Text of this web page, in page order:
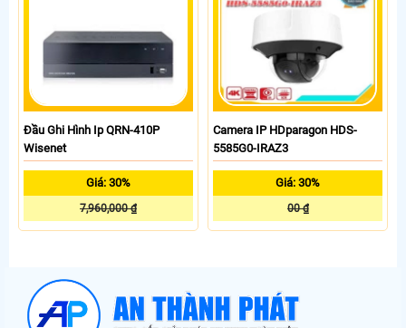
Đầu Ghi Hình Ip QRN-410P
Wisenet
Giá: 30%
7,960,000 ₫
Camera IP HDparagon HDS-
5585G0-IRAZ3
Giá: 30%
00 ₫